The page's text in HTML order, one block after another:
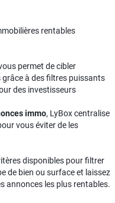
rentables
permet de cibler
à des filtres puissants
des investisseurs
immo, LyBox centralise
vous éviter de les
disponibles pour filtrer
de bien ou surface et laissez
annonces les plus rentables.